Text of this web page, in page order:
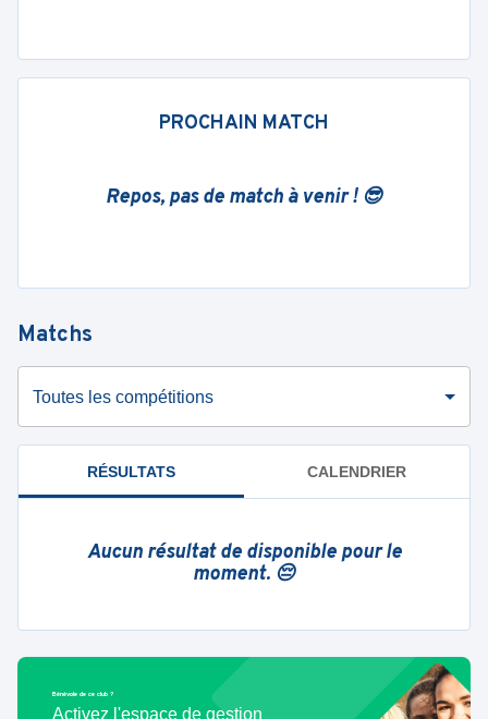
PROCHAIN MATCH
Repos, pas de match à venir ! 😎
Matchs
Toutes les compétitions
RÉSULTATS CALENDRIER
Aucun résultat de disponible pour le
moment. 😔
Bénévole de ce club ?
Activez l'espace de gestion